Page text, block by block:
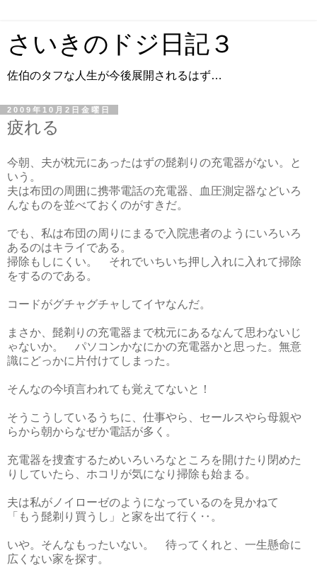
さいきのドジ日記３
佐伯のタフな人生が今後展開されるはず…
2009年10月2日金曜日
疲れる
今朝、夫が枕元にあったはずの髭剃りの充電器がない。と
いう。
夫は布団の周囲に携帯電話の充電器、血圧測定器などいろ
んなものを並べておくのがすきだ。
でも、私は布団の周りにまるで入院患者のようにいろいろ
あるのはキライである。
掃除もしにくい。 それでいちいち押し入れに入れて掃除
をするのである。
コードがグチャグチャしてイヤなんだ。
まさか、髭剃りの充電器まで枕元にあるなんて思わないじ
ゃないか。 パソコンかなにかの充電器かと思った。無意
識にどっかに片付けてしまった。
そんなの今頃言われても覚えてないと！
そうこうしているうちに、仕事やら、セールスやら母親や
らから朝からなぜか電話が多く。
充電器を捜査するためいろいろなところを開けたり閉めた
りしていたら、ホコリが気になり掃除も始まる。
夫は私がノイローゼのようになっているのを見かねて
「もう髭剃り買うし」と家を出て行く‥。
いや。そんなもったいない。 待ってくれと、一生懸命に
広くない家を探す。